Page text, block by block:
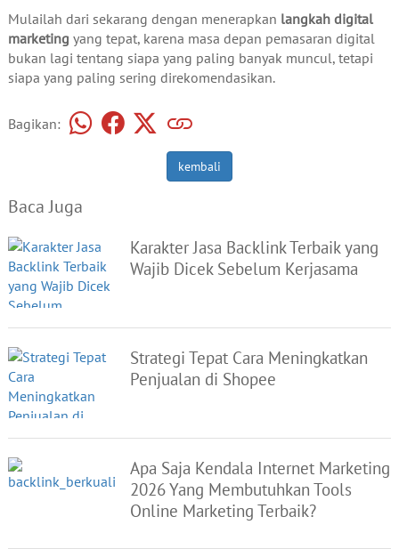
Mulailah dari sekarang dengan menerapkan langkah digital
marketing yang tepat, karena masa depan pemasaran digital
bukan lagi tentang siapa yang paling banyak muncul, tetapi
siapa yang paling sering direkomendasikan.
Bagikan:
kembali
Baca Juga
Karakter Jasa Backlink Terbaik yang
Wajib Dicek Sebelum Kerjasama
Strategi Tepat Cara Meningkatkan
Penjualan di Shopee
Apa Saja Kendala Internet Marketing
2026 Yang Membutuhkan Tools
Online Marketing Terbaik?